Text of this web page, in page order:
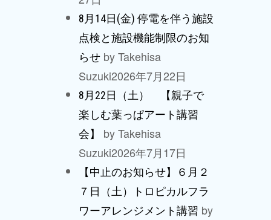
8月14日(金) 停電を伴う施設
点検と施設機能制限のお知
らせ by Takehisa
Suzuki2026年7月22日
8月22日（土） 【親子で
楽しむ葉っぱアート講習
会】
by Takehisa
Suzuki2026年7月17日
【中止のお知らせ】６月２
７日（土）トロピカルフラ
ワーアレンジメント講習 by